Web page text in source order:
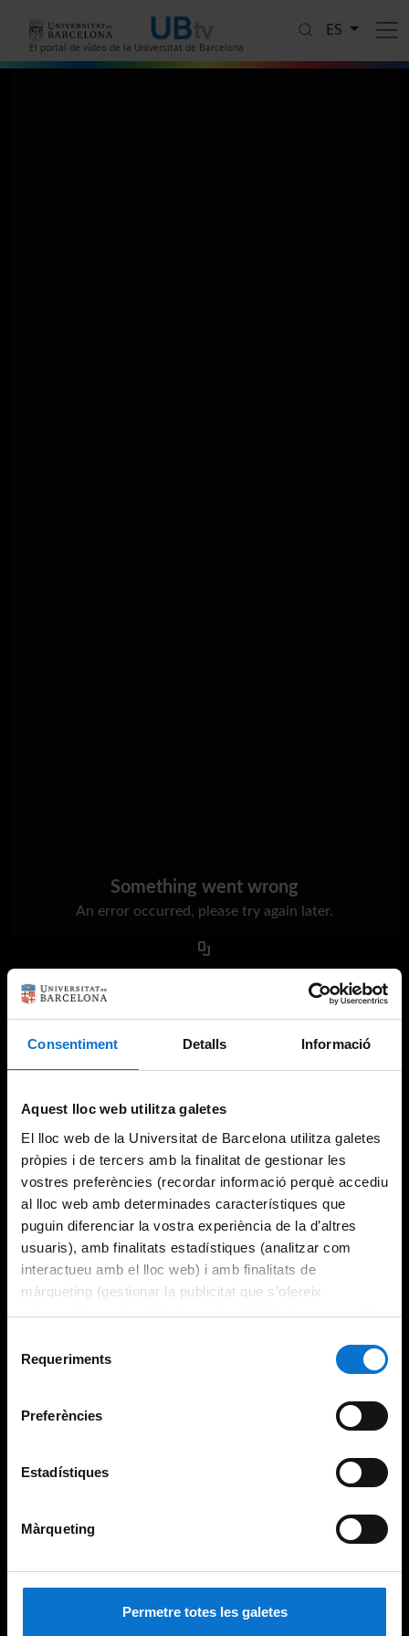
Consentiment Detalls Informació
Aquest lloc web utilitza galetes
El lloc web de la Universitat de Barcelona utilitza galetes
pròpies i de tercers amb la finalitat de gestionar les
vostres preferències (recordar informació perquè accediu
al lloc web amb determinades característiques que
puguin diferenciar la vostra experiència de la d’altres
usuaris), amb finalitats estadístiques (analitzar com
interactueu amb el lloc web) i amb finalitats de
màrqueting (gestionar la publicitat que s’ofereix
adequant-la en funció dels vostres hàbits de navegació).
consultar laPolítica de galetes del lloc web de la
Requeriments
Preferències
Estadístiques
Màrqueting
Permetre totes les galetes
El portal de vídeo de la Universitat de Barcelona
ES
Something went wrong
An error occurred, please try again later.